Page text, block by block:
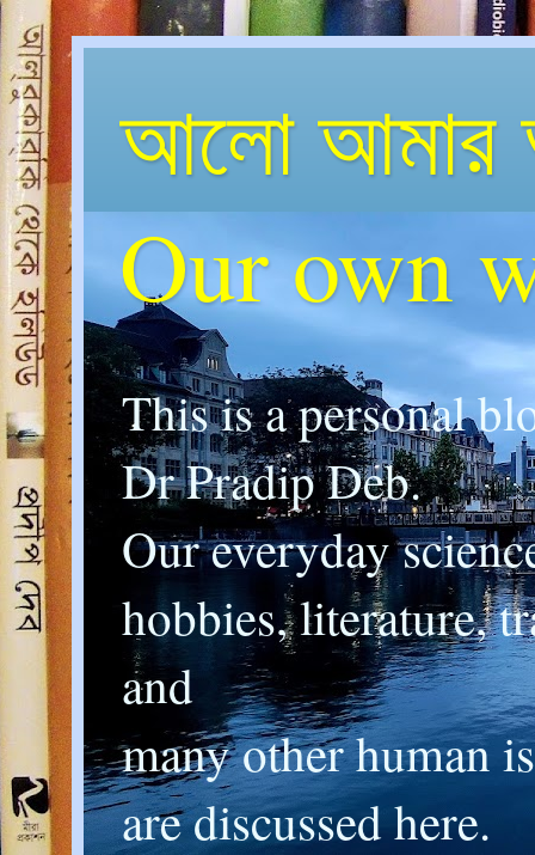
আলো আমার
Our own
This is a personal
Dr Pradip Deb.
Our everyday
hobbies, literature,
and
many other human
are discussed here.